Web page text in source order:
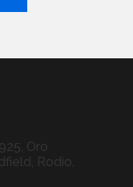
Oro
Rodio,